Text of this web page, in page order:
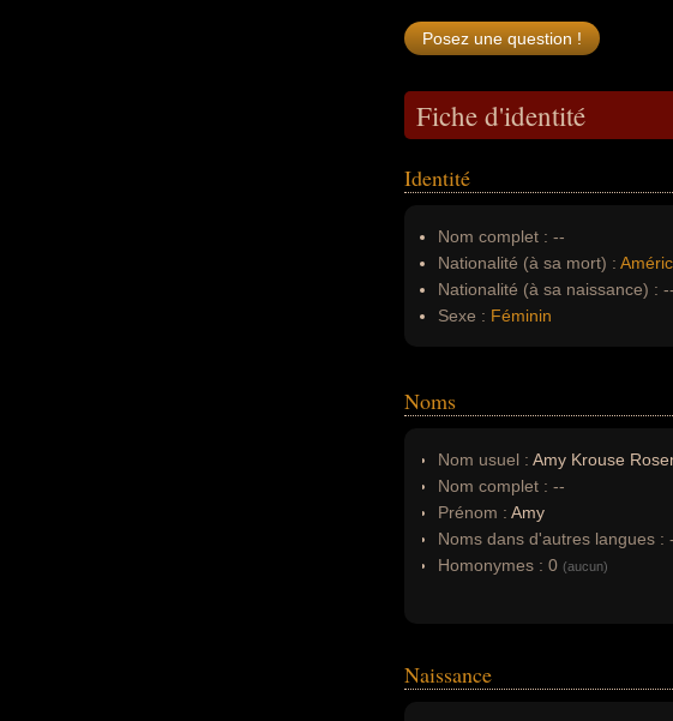
Fiche d'identité
Identité
Nom complet : --
Nationalité (à sa mort) :
Nationalité (à sa naissance) : --
Sexe : Féminin
Noms
Nom usuel : Amy Krouse
Nom complet : --
Prénom : Amy
Noms dans d'autres langues :
Homonymes : 0 (aucun)
Naissance